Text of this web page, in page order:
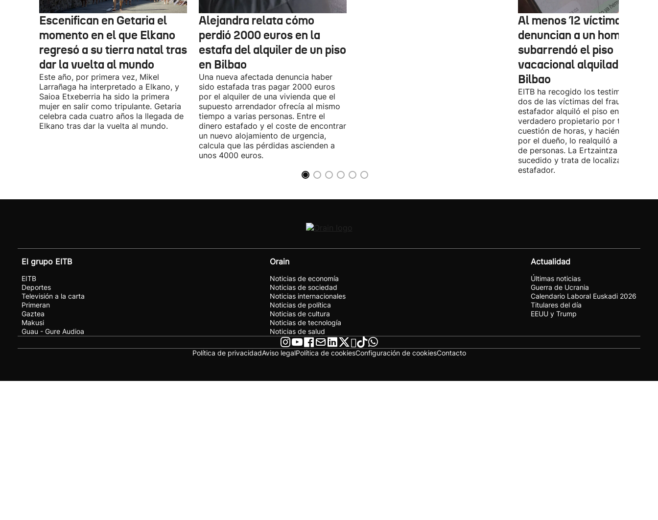
Escenifican en Getaria el
momento en el que Elkano
regresó a su tierra natal tras
dar la vuelta al mundo
Este año, por primera vez, Mikel
Larrañaga ha interpretado a Elkano, y
Saioa Etxeberria ha sido la primera
mujer en salir como tripulante. Getaria
celebra cada cuatro años la llegada de
Elkano tras dar la vuelta al mundo.
Alejandra relata cómo
perdió 2000 euros en la
estafa del alquiler de un piso
en Bilbao
Una nueva afectada denuncia haber
sido estafada tras pagar 2000 euros
por el alquiler de una vivienda que el
supuesto arrendador ofrecía al mismo
tiempo a varias personas. Entre el
dinero estafado y el coste de encontrar
un nuevo alojamiento de urgencia,
calcula que las pérdidas ascienden a
unos 4000 euros.
Al menos 12 víctimas
denuncian a un hombre
subarrendó el piso
vacacional alquilado en
Bilbao
EITB ha recogido los testimonios de
dos de las víctimas del fraude. El
estafador alquiló el piso en Airbnb a
verdadero propietario por tres días.
cuestión de horas, y haciéndose
por el dueño, lo realquiló a una
de personas. La Ertzaintza investiga
sucedido y trata de localizar al
estafador.
El grupo EITB
EITB
Deportes
Televisión a la carta
Primeran
Gaztea
Makusi
Guau - Gure Audioa
Orain
Noticias de economía
Noticias de sociedad
Noticias internacionales
Noticias de política
Noticias de cultura
Noticias de tecnología
Noticias de salud
Actualidad
Últimas noticias
Guerra de Ucrania
Calendario Laboral Euskadi 2026
Titulares del día
EEUU y Trump
Política de privacidadAviso legalPolítica de cookiesConfiguración de cookiesContacto